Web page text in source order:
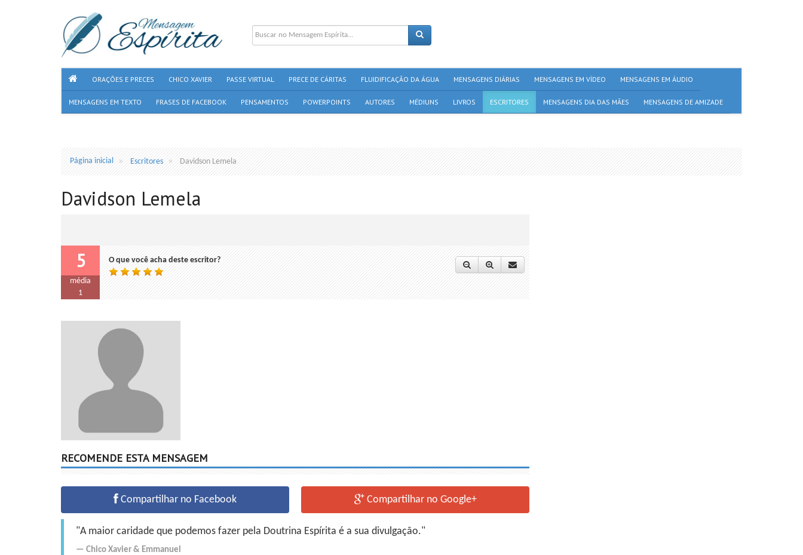
ORAÇÕES E PRECES CHICO XAVIER PASSE VIRTUAL PRECE DE CÁRITAS FLUIDIFICAÇÃO DA ÁGUA MENSAGENS DIÁRIAS MENSAGENS EM VÍDEO MENSAGENS EM ÁUDIO
MENSAGENS EM TEXTO FRASES DE FACEBOOK PENSAMENTOS POWERPOINTS AUTORES MÉDIUNS LIVROS ESCRITORES MENSAGENS DIA DAS MÃES MENSAGENS DE AMIZADE
Página inicial Escritores Davidson Lemela
Davidson Lemela
5
média
1
O que você acha deste escritor?
RECOMENDE ESTA MENSAGEM
Compartilhar no Facebook Compartilhar no Google+
"A maior caridade que podemos fazer pela Doutrina Espírita é a sua divulgação."
Chico Xavier & Emmanuel